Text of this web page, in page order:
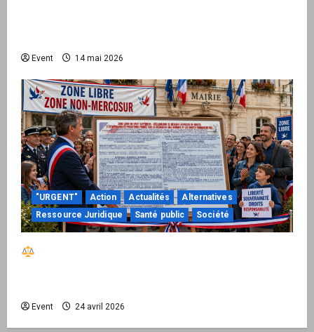
Event 14 mai 2026
"URGENT" Action Actualités
Alternatives
Ressource Juridique
Santé public Société
Event 24 avril 2026